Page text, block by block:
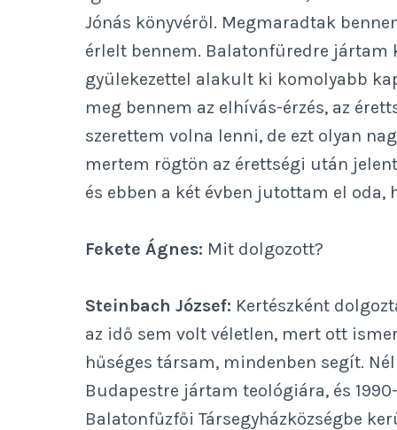
Jónás könyvéről. Megmaradtak
érlelt bennem. Balatonfüredre jártam
gyülekezettel alakult ki komolyabb
meg bennem az elhívás-érzés, az
szerettem volna lenni, de ezt olyan
mertem rögtön az érettségi után
és ebben a két évben jutottam el oda,
Fekete Ágnes: Mit dolgozott?
Steinbach József: Kertészként
az idő sem volt véletlen, mert ott
hűséges társam, mindenben segít.
Budapestre jártam teológiára, és
Balatonfűzfői Társegyházközségbe